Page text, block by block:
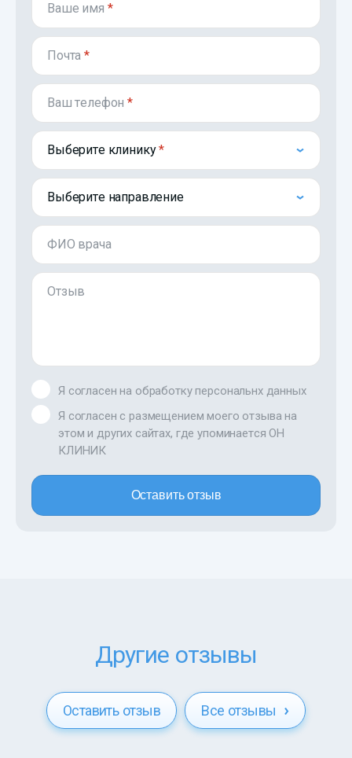
Ваше имя *
Почта*
Ваш телефон*
Выберите клинику
Выберите направление
ФИО врача
Отзыв
Я согласен на обработку персональнх данных
Я согласен с размещением моего отзыва на
этом и других сайтах, где упоминается ОН
КЛИНИК
Оставить отзыв
Другие отзывы
Оставить отзыв Все отзывы